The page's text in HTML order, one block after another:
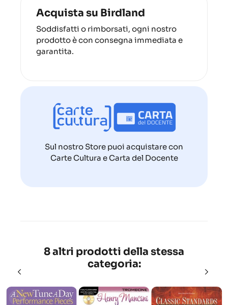
Acquista su Birdland
Soddisfatti o rimborsati, ogni nostro
prodotto è con consegna immediata e
garantita.
Sul nostro Store puoi acquistare con
Carte Cultura e Carta del Docente
8 altri prodotti della stessa
categoria: